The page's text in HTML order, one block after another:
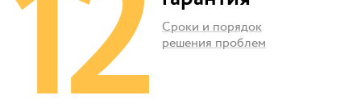
Сроки и порядок
решения проблем